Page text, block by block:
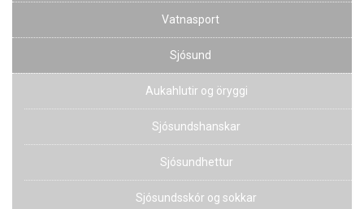
Vatnasport
Sjósund
Aukahlutir og öryggi
Sjósundshanskar
Sjósundhettur
Sjósundsskór og sokkar